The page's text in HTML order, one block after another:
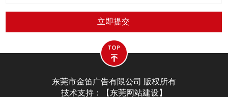
立即提交
东莞市金笛广告有限公司 版权所有
技术支持：【 东莞网站建设】